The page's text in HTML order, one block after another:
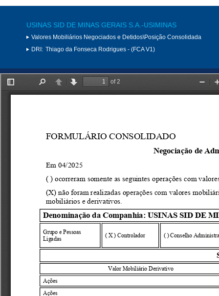
USINAS SID DE MINAS GERAIS S.A.-USIMINAS
Valores Mobiliários Negociados e Detidos\Posição Consolidada
DRI: Thiago da Fonseca Rodrigues - (FCA V1)